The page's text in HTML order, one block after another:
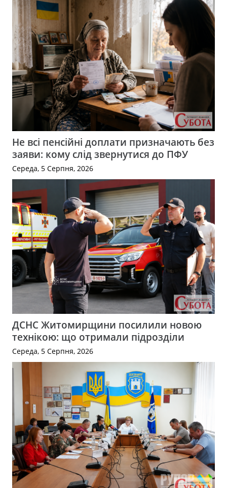
Не всі пенсійні доплати призначають без
заяви: кому слід звернутися до ПФУ
Середа, 5 Серпня, 2026
ДСНС Житомирщини посилили новою
технікою: що отримали підрозділи
Середа, 5 Серпня, 2026